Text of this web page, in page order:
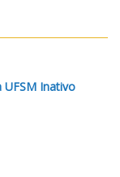
UFSM Inativo